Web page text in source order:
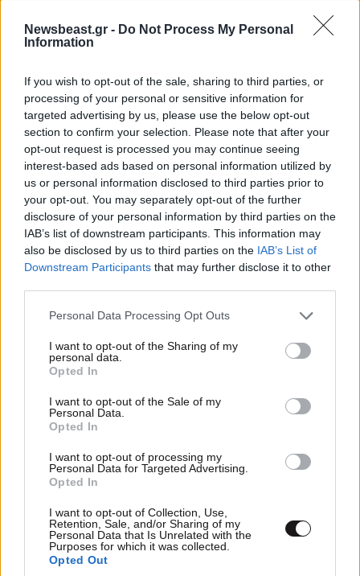
Newsbeast.gr - Do Not Process My Personal
Information
If you wish to opt-out of the sale, sharing to third parties, or
processing of your personal or sensitive information for
targeted advertising by us, please use the below opt-out
section to confirm your selection. Please note that after your
opt-out request is processed you may continue seeing
interest-based ads based on personal information utilized by
us or personal information disclosed to third parties prior to
your opt-out. You may separately opt-out of the further
disclosure of your personal information by third parties on the
IAB’s list of downstream participants. This information may
also be disclosed by us to third parties on the IAB’s List of
Downstream Participants that may further disclose it to other
Please note that this website/app uses one or more Google
not limited to your visit or usage behaviour. You may click to
grant or deny consent to Google and its third-party tags to
use your data for below specified purposes in below Google
consent section.
Personal Data Processing Opt Outs
I want to opt-out of the Sharing of my
personal data.
Opted In
I want to opt-out of the Sale of my
Personal Data.
Opted In
I want to opt-out of processing my
Personal Data for Targeted Advertising.
Opted In
I want to opt-out of Collection, Use,
Retention, Sale, and/or Sharing of my
Personal Data that Is Unrelated with the
Purposes for which it was collected.
Opted Out
Η δολοφονία της εγκύου Σάρον Τέιτ – Τι
απέγιναν τα μέλη της «Οικογένειας Μάνσον»;
σήμερα Κυριακή: Έως 9 μποφόρ και υψηλός
κίνδυνος πυρκαγιάς